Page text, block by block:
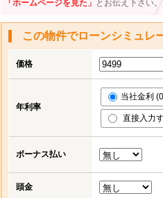
「ホームページを見た」 とお伝え下さい。
この物件でローンシミュレ
価格
年利率
当社金利
直接入力
ボーナス払い
頭金